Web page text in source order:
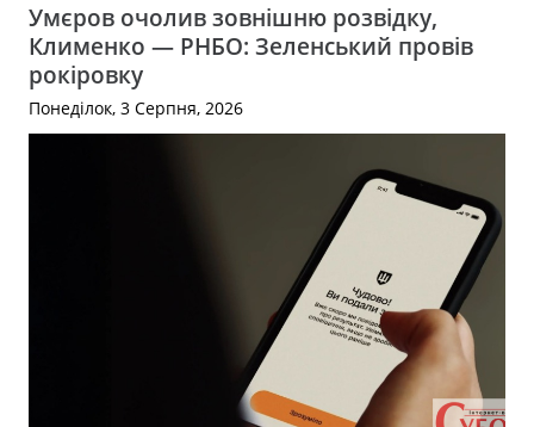
Умєров очолив зовнішню розвідку,
Клименко — РНБО: Зеленський провів
рокіровку
Понеділок, 3 Серпня, 2026